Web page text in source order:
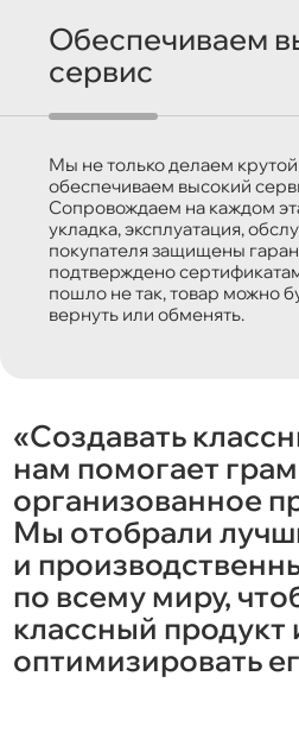
Обеспечиваем
сервис
Мы не только делаем крутой
обеспечиваем высокий
Сопровождаем на каждом
укладка, эксплуатация,
покупателя защищены
подтверждено
пошло не так, товар можно
вернуть или обменять.
«Создавать
нам помогает
организованное
Мы отобрали
и
по всему миру,
классный продукт
оптимизировать